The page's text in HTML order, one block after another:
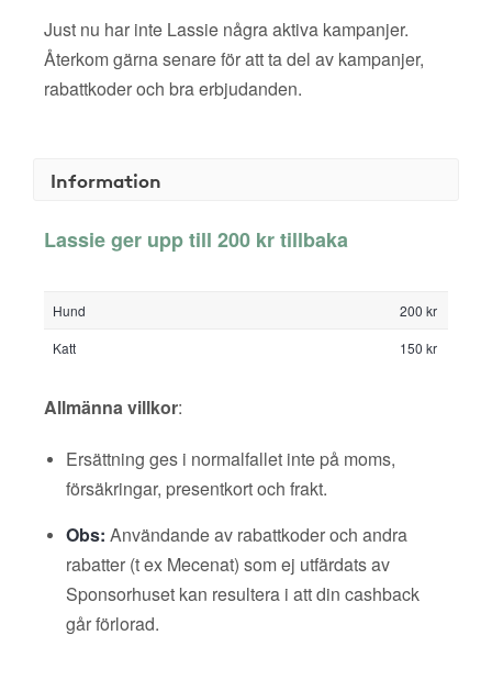
Just nu har inte Lassie några aktiva kampanjer.
Återkom gärna senare för att ta del av kampanjer,
rabattkoder och bra erbjudanden.
Information
Lassie ger upp till 200 kr tillbaka
Hund
200 kr
Katt
150 kr
Allmänna villkor:
Ersättning ges i normalfallet inte på moms,
försäkringar, presentkort och frakt.
Obs: Användande av rabattkoder och andra
rabatter (t ex Mecenat) som ej utfärdats av
Sponsorhuset kan resultera i att din cashback
går förlorad.